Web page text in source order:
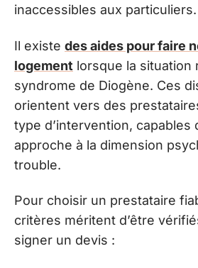
inaccessibles aux particuliers.
Il existe des aides pour faire
logement lorsque la situation
syndrome de Diogène. Ces
orientent vers des
type d’intervention, capables
approche à la dimension
trouble.
Pour choisir un prestataire
critères méritent d’être
signer un devis :